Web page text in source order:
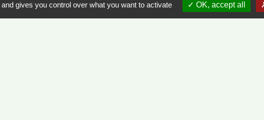
gives you control over what you want to activate OK, accept all